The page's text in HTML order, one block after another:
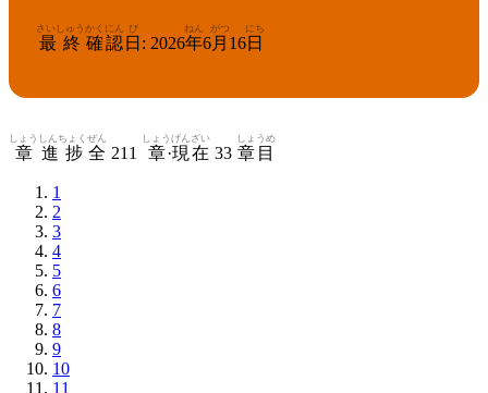
最終
さいしゅう
確認
かくにん
日
び
: 2026年
ねん
6月
がつ
16日
にち
章
しょう
進捗
しんちょく
全
ぜん
211 章
しょう
·現在
げんざい
33 章目
しょうめ
1
2
3
4
5
6
7
8
9
10
11